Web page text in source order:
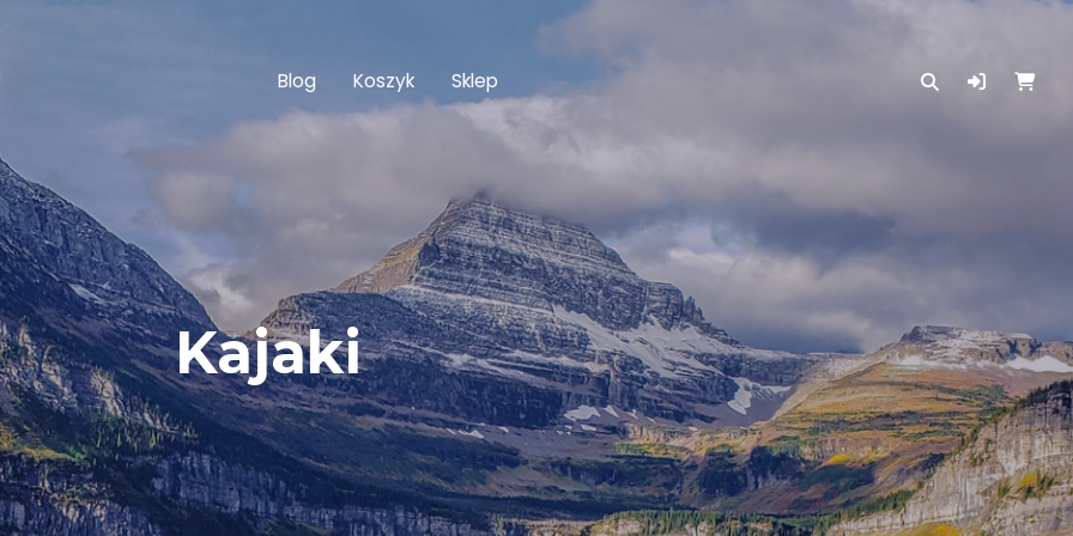
Blog Koszyk Sklep
Kajaki